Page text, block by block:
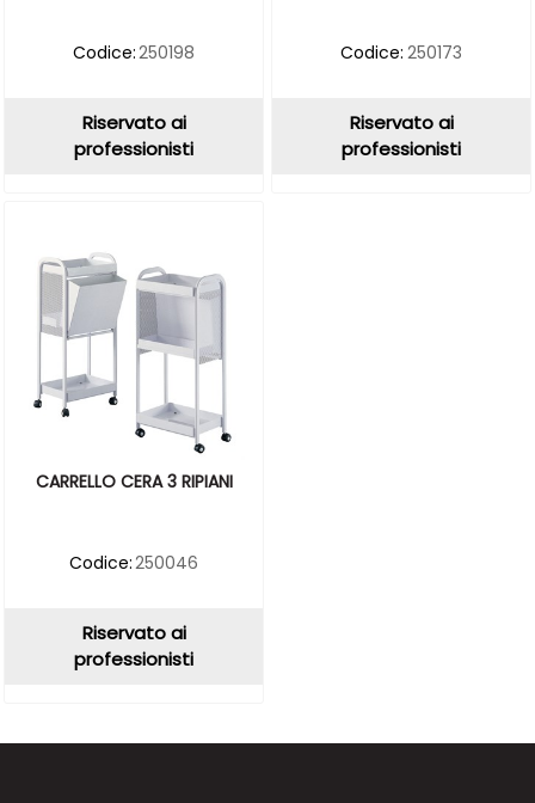
Codice:250198
Riservato ai
professionisti
Codice: 250173
Riservato ai
professionisti
CARRELLO CERA 3 RIPIANI
Codice:250046
Riservato ai
professionisti